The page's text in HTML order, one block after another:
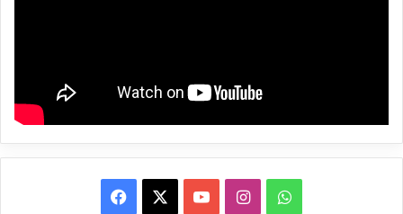
Facebook YouTubeInstagramWhatsApp